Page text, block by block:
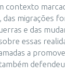
contexto
migrações
e das
essas
a